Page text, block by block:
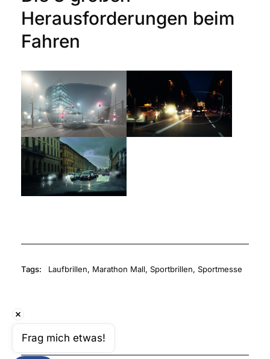
Herausforderungen beim
Fahren
Tags: Laufbrillen, Marathon Mall, Sportbrillen, Sportmesse
Frag mich etwas!